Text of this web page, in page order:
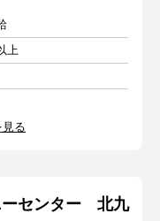
上
る
ーセンター 北九